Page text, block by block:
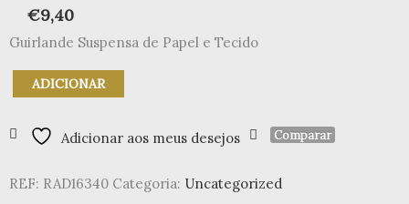
€9,40
Guirlande Suspensa de Papel e Tecido
Quantidade
de
Suspensa
e
ADICIONAR
Adicionar aos meus desejos Comparar
REF: RAD16340 Categoria: Uncategorized